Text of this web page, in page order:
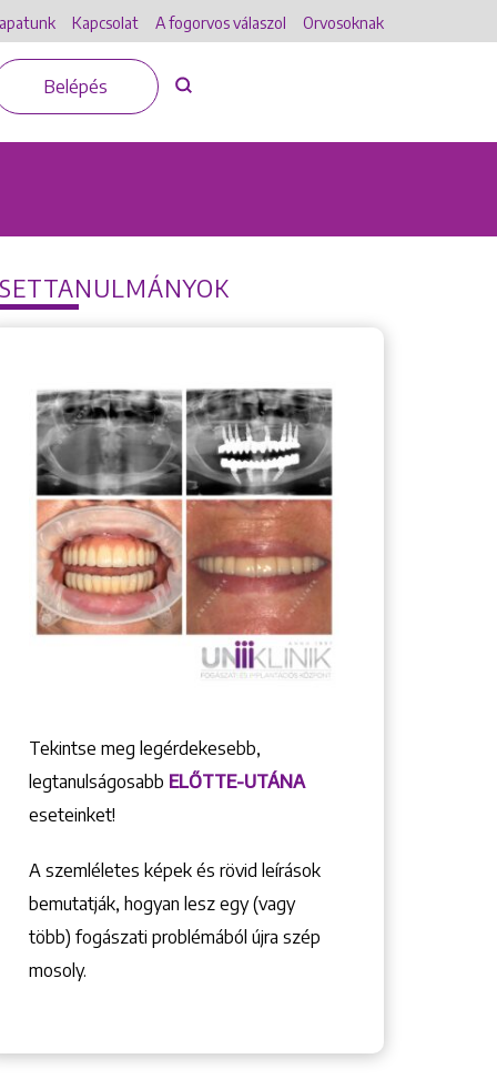
Kapcsolat A fogorvos válaszol Orvosoknak
Belépés
Tekintse meg legérdekesebb,
legtanulságosabb ELŐTTE-UTÁNA
eseteinket!
A szemléletes képek és rövid leírások
bemutatják, hogyan lesz egy (vagy
több) fogászati problémából újra szép
mosoly.